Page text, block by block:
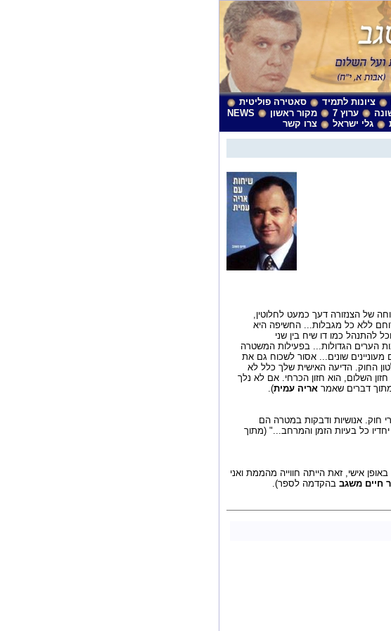
ציונות לתמיד
סאטירה פוליטית
ערוץ 7 מקור ראשון
NEWS
גלי ישראל צרו קשר
של הצנזורה דעך כמעט לחלוטין,
ללא כל מגבלות... החשיפה היא
להתנהל כמו דו שיח בין שני
הערים הגדולות... בפעילות המשטרה
שונים... אסור לשכוח גם את
החוק. הדיעה האישית שלך כלל לא
השלום, הוא חזון הכרחי. אם לא נלך
דברים שאמר אריה עמית).
חוק. אנושיות ודבקות במטרה הם
1 בירושלים, העיר שחוברו לה יחדיו כל בעיות הזמן והמרחב..." (מתוך
אישי, זאת הייתה חווייה מהממת ואני
חיים משגב בהקדמה לספר).